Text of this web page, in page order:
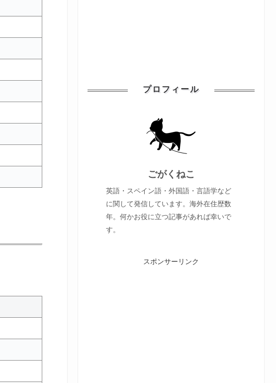
プロフィール
ごがくねこ
英語・スペイン語・外国語・言語学など
に関して発信しています。海外在住歴数
年。何かお役に立つ記事があれば幸いで
す。
スポンサーリンク